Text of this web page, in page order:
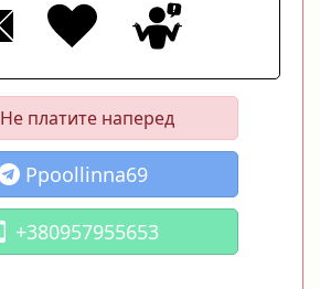
Не платите наперед
Ppoollinna69
+380957955653